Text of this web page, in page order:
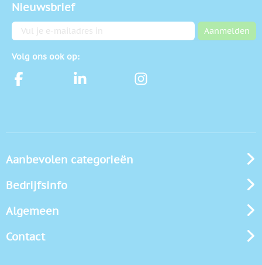
Nieuwsbrief
E-mailadres Aanmelden
Volg ons ook op:
Aanbevolen categorieën
Bedrijfsinfo
Algemeen
Contact